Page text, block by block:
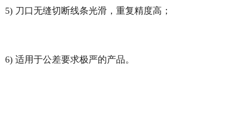
5) 刀口无缝切断线条光滑，重复精度高；
6) 适用于公差要求极严的产品。